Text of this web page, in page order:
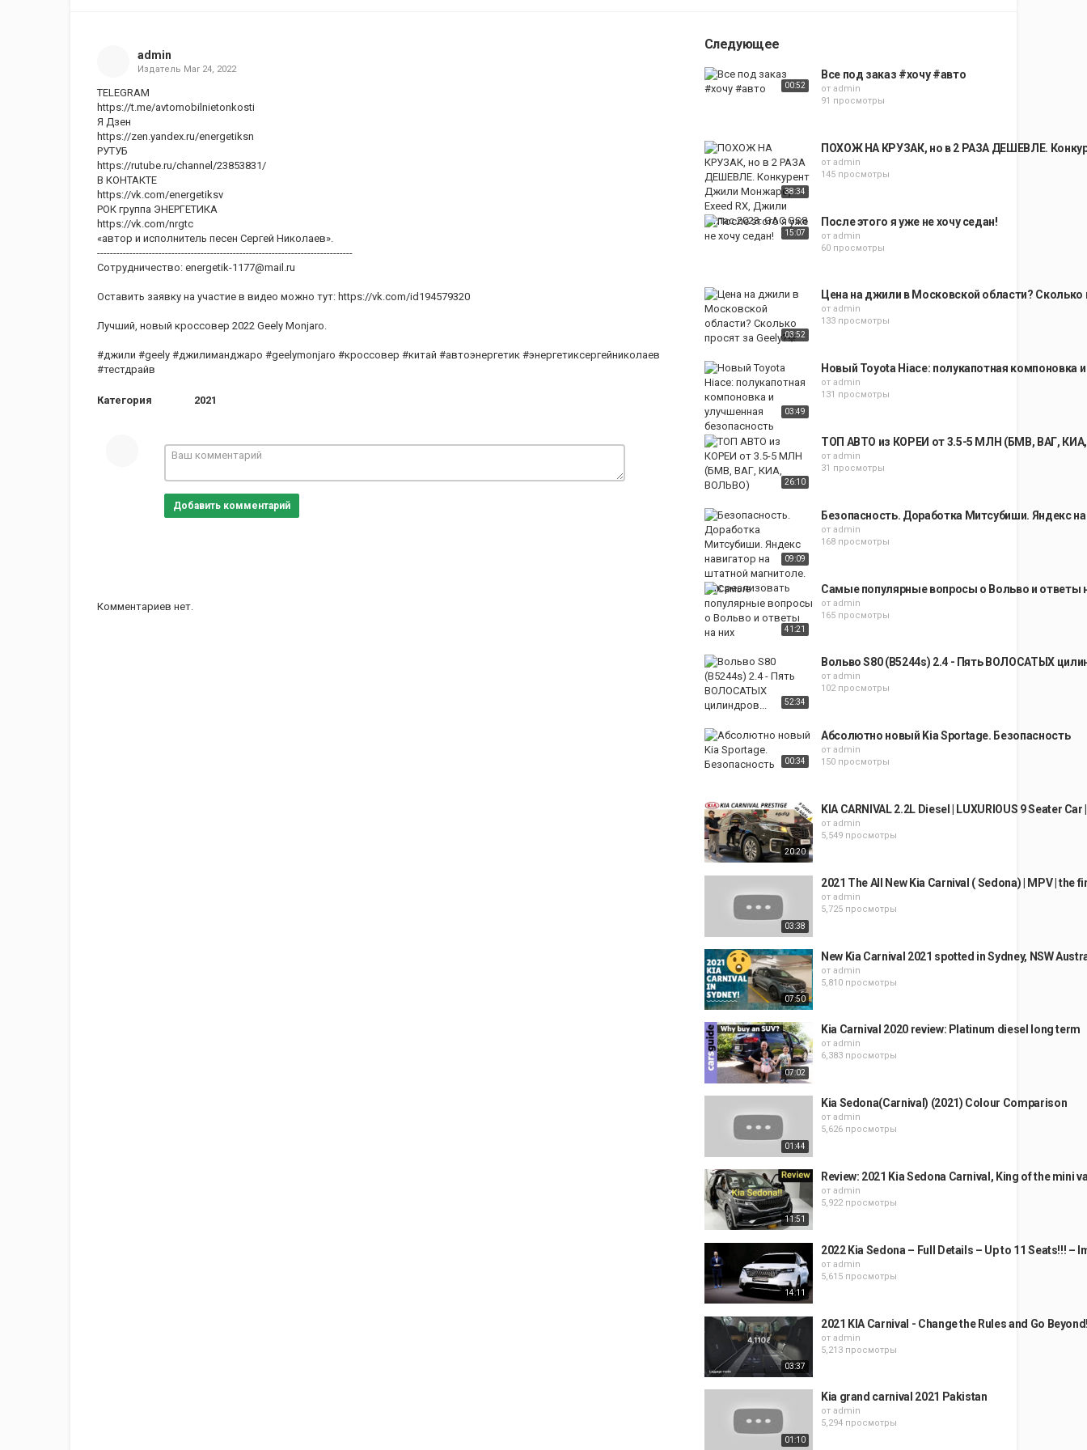
admin
Издатель Mar 24, 2022
TELEGRAM
https://t.me/avtomobilnietonkosti
Я Дзен
https://zen.yandex.ru/energetiksn
РУТУБ
https://rutube.ru/channel/23853831/
В КОНТАКТЕ
https://vk.com/energetiksv
РОК группа ЭНЕРГЕТИКА
https://vk.com/nrgtc
«автор и исполнитель песен Сергей Николаев».
-------------------------------------------------------------------------------
Сотрудничество: energetik-1177@mail.ru
Оставить заявку на участие в видео можно тут: https://vk.com/id194579320
Лучший, новый кроссовер 2022 Geely Monjaro.
#джили #geely #джилиманджаро #geelymonjaro #кроссовер #китай #автоэнергетик #энергетиксергейниколаев
#тестдрайв
Категория 2021
Добавить комментарий
Комментариев нет.
Следующее
00:52
Все под заказ #хочу #авто
от admin
91 просмотры
38:34
ПОХОЖ НА КРУЗАК, но в 2 РАЗА ДЕШЕВЛЕ.
от admin
145 просмотры
15:07
После этого я уже не хочу седан!
от admin
60 просмотры
03:52
Цена на джили в Московской области? Сколько
от admin
133 просмотры
03:49
Новый Toyota Hiace: полукапотная компоновка
от admin
131 просмотры
26:10
ТОП АВТО из КОРЕИ от 3.5-5 МЛН (БМВ, ВАГ,
от admin
31 просмотры
09:09
Безопасность. Доработка Митсубиши. Яндекс
от admin
168 просмотры
41:21
Самые популярные вопросы о Вольво и ответы
от admin
165 просмотры
52:34
Вольво S80 (B5244s) 2.4 - Пять ВОЛОСАТЫХ
от admin
102 просмотры
00:34
Абсолютно новый Kia Sportage. Безопасность
от admin
150 просмотры
20:20
KIA CARNIVAL 2.2L Diesel | LUXURIOUS 9 Seater
от admin
5,549 просмотры
03:38
2021 The All New Kia Carnival ( Sedona) | MPV | the
от admin
5,725 просмотры
07:50
New Kia Carnival 2021 spotted in Sydney, NSW
от admin
5,810 просмотры
07:02
Kia Carnival 2020 review: Platinum diesel long term
от admin
6,383 просмотры
01:44
Kia Sedona(Carnival) (2021) Colour Comparison
от admin
5,626 просмотры
11:51
Review: 2021 Kia Sedona Carnival, King of the mini
от admin
5,922 просмотры
14:11
2022 Kia Sedona – Full Details – Up to 11 Seats!!! –
от admin
5,615 просмотры
03:37
2021 KIA Carnival - Change the Rules and Go
от admin
5,213 просмотры
01:10
Kia grand carnival 2021 Pakistan
от admin
5,294 просмотры